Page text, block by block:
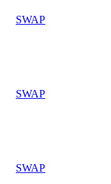
SWAP
SWAP
SWAP